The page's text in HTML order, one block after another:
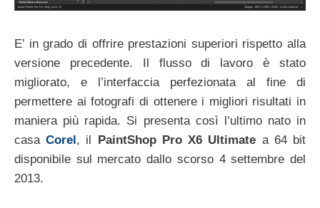
E’ in grado di offrire prestazioni superiori rispetto alla
versione precedente. Il flusso di lavoro è stato
migliorato, e l’interfaccia perfezionata al fine di
permettere ai fotografi di ottenere i migliori risultati in
maniera più rapida. Si presenta così l’ultimo nato in
casaCorel , il PaintShop Pro X6 Ultimate a 64 bit
disponibile sul mercato dallo scorso 4 settembre del
2013.